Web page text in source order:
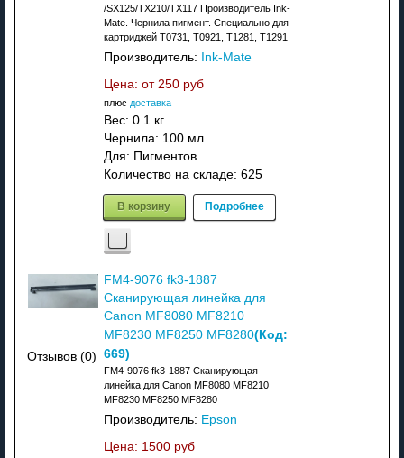
/SX125/TX210/TX117 Производитель Ink-
Mate. Чернила пигмент. Специально для
картриджей T0731, T0921, T1281, T1291
Производитель: Ink-Mate
Цена: от 250 руб
плюс доставка
Вес: 0.1 кг.
Чернила: 100 мл.
Для: Пигментов
Количество на складе: 625
В корзину Подробнее
Отзывов (0)
FM4-9076 fk3-1887
Сканирующая линейка для
Canon MF8080 MF8210
MF8230 MF8250 MF8280(Код:
669)
FM4-9076 fk3-1887 Сканирующая
линейка для Canon MF8080 MF8210
MF8230 MF8250 MF8280
Производитель: Epson
Цена: 1500 руб